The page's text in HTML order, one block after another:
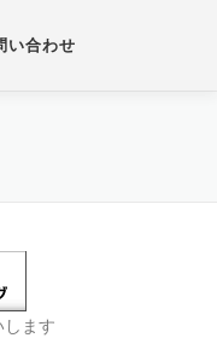
い合わせ
ます